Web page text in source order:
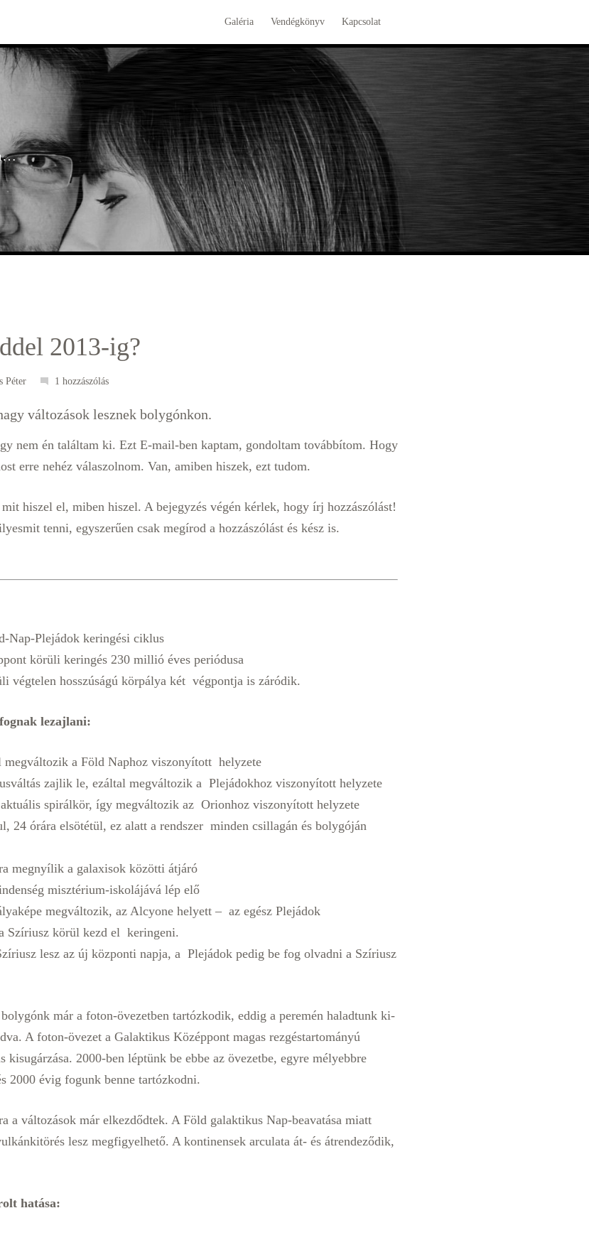
Kapcsolat
Vendégkönyv
Galéria
2013-ig?
Péter 1 hozzászólás
változások lesznek bolygónkon.
nem én találtam ki. Ezt E-mail-ben kaptam, gondoltam továbbítom. Hogy
erre nehéz válaszolnom. Van, amiben hiszek, ezt tudom.
hiszel el, miben hiszel. A bejegyzés végén kérlek, hogy írj hozzászólást!
tenni, egyszerűen csak megírod a hozzászólást és kész is.
Nap-Plejádok keringési ciklus
körüli keringés 230 millió éves periódusa
végtelen hosszúságú körpálya két végpontja is záródik.
lezajlani:
megváltozik a Föld Naphoz viszonyított helyzete
zajlik le, ezáltal megváltozik a Plejádokhoz viszonyított helyzete
spirálkör, így megváltozik az Orionhoz viszonyított helyzete
24 órára elsötétül, ez alatt a rendszer minden csillagán és bolygóján
megnyílik a galaxisok közötti átjáró
misztérium-iskolájává lép elő
megváltozik, az Alcyone helyett – az egész Plejádok
Szíriusz körül kezd el keringeni.
lesz az új központi napja, a Plejádok pedig be fog olvadni a Szíriusz
már a foton-övezetben tartózkodik, eddig a peremén haladtunk ki-
A foton-övezet a Galaktikus Középpont magas rezgéstartományú
kisugárzása. 2000-ben léptünk be ebbe az övezetbe, egyre mélyebbre
2000 évig fogunk benne tartózkodni.
a változások már elkezdődtek. A Föld galaktikus Nap-beavatása miatt
lesz megfigyelhető. A kontinensek arculata át- és átrendeződik,
hatása: